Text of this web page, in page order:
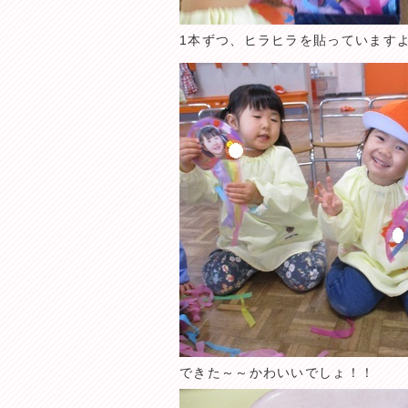
1本ずつ、ヒラヒラを貼っています
できた～～かわいいでしょ！！